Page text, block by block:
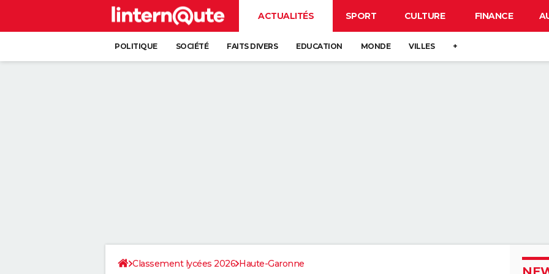
ACTUALITÉS SPORT CULTURE FINANCE
POLITIQUE SOCIÉTÉ FAITS DIVERS EDUCATION MONDE VILLES +
Classement lycées 2026 Haute-Garonne